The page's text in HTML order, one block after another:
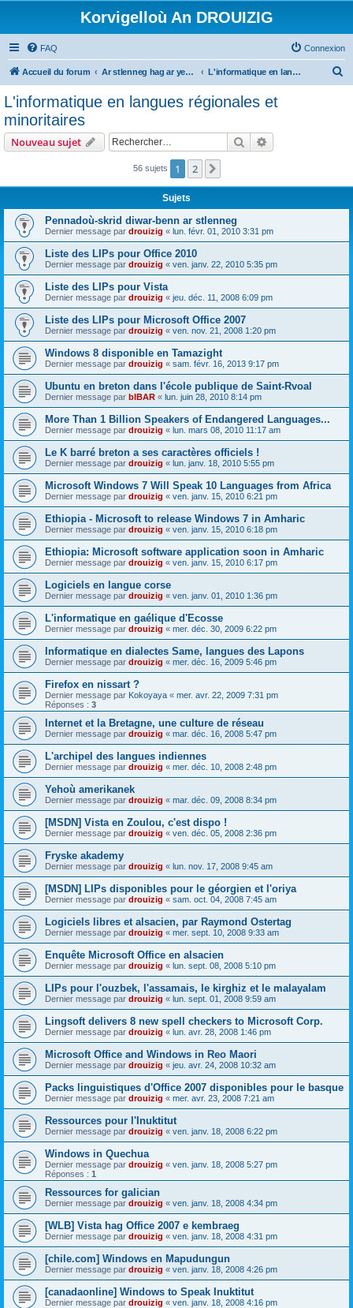
Korvigelloù An DROUIZIG
FAQ Connexion
Accueil du forum Ar stlenneg hag ar yezhoù bihan er bed a-bezh L'informatique en langues régionales et minoritaires
c
r
L'informatique en langues régionales et
minoritaires
Nouveau sujet Rechercher
56 sujets 1 2
Sujets
Pennadoù-skrid diwar-benn ar stlenneg
Dernier message par drouizig « lun. févr. 01, 2010 3:31 pm
Liste des LIPs pour Office 2010
Dernier message par drouizig « ven. janv. 22, 2010 5:35 pm
Liste des LIPs pour Vista
Dernier message par drouizig « jeu. déc. 11, 2008 6:09 pm
Liste des LIPs pour Microsoft Office 2007
Dernier message par drouizig « ven. nov. 21, 2008 1:20 pm
Windows 8 disponible en Tamazight
Dernier message par drouizig « sam. févr. 16, 2013 9:17 pm
Ubuntu en breton dans l'école publique de Saint-Rvoal
Dernier message par bIBAR « lun. juin 28, 2010 8:14 pm
More Than 1 Billion Speakers of Endangered Languages...
Dernier message par drouizig « lun. mars 08, 2010 11:17 am
Le K barré breton a ses caractères officiels !
Dernier message par drouizig « lun. janv. 18, 2010 5:55 pm
Microsoft Windows 7 Will Speak 10 Languages from Africa
Dernier message par drouizig « ven. janv. 15, 2010 6:21 pm
Ethiopia - Microsoft to release Windows 7 in Amharic
Dernier message par drouizig « ven. janv. 15, 2010 6:18 pm
Ethiopia: Microsoft software application soon in Amharic
Dernier message par drouizig « ven. janv. 15, 2010 6:17 pm
Logiciels en langue corse
Dernier message par drouizig « ven. janv. 01, 2010 1:36 pm
L'informatique en gaélique d'Ecosse
Dernier message par drouizig « mer. déc. 30, 2009 6:22 pm
Informatique en dialectes Same, langues des Lapons
Dernier message par drouizig « mer. déc. 16, 2009 5:46 pm
Firefox en nissart ?
Dernier message par Kokoyaya « mer. avr. 22, 2009 7:31 pm
Réponses : 3
Internet et la Bretagne, une culture de réseau
Dernier message par drouizig « mar. déc. 16, 2008 5:47 pm
L'archipel des langues indiennes
Dernier message par drouizig « mer. déc. 10, 2008 2:48 pm
Yehoù amerikanek
Dernier message par drouizig « mar. déc. 09, 2008 8:34 pm
[MSDN] Vista en Zoulou, c'est dispo !
Dernier message par drouizig « ven. déc. 05, 2008 2:36 pm
Fryske akademy
Dernier message par drouizig « lun. nov. 17, 2008 9:45 am
[MSDN] LIPs disponibles pour le géorgien et l'oriya
Dernier message par drouizig « sam. oct. 04, 2008 7:45 am
Logiciels libres et alsacien, par Raymond Ostertag
Dernier message par drouizig « mer. sept. 10, 2008 9:33 am
Enquête Microsoft Office en alsacien
Dernier message par drouizig « lun. sept. 08, 2008 5:10 pm
LIPs pour l'ouzbek, l'assamais, le kirghiz et le malayalam
Dernier message par drouizig « lun. sept. 01, 2008 9:59 am
Lingsoft delivers 8 new spell checkers to Microsoft Corp.
Dernier message par drouizig « lun. avr. 28, 2008 1:46 pm
Microsoft Office and Windows in Reo Maori
Dernier message par drouizig « jeu. avr. 24, 2008 10:32 am
Packs linguistiques d'Office 2007 disponibles pour le basque
Dernier message par drouizig « mer. avr. 23, 2008 7:21 am
Ressources pour l'Inuktitut
Dernier message par drouizig « ven. janv. 18, 2008 6:22 pm
Windows in Quechua
Dernier message par drouizig « ven. janv. 18, 2008 5:27 pm
Réponses : 1
Ressources for galician
Dernier message par drouizig « ven. janv. 18, 2008 4:34 pm
[WLB] Vista hag Office 2007 e kembraeg
Dernier message par drouizig « ven. janv. 18, 2008 4:31 pm
[chile.com] Windows en Mapudungun
Dernier message par drouizig « ven. janv. 18, 2008 4:26 pm
[canadaonline] Windows to Speak Inuktitut
Dernier message par drouizig « ven. janv. 18, 2008 4:16 pm